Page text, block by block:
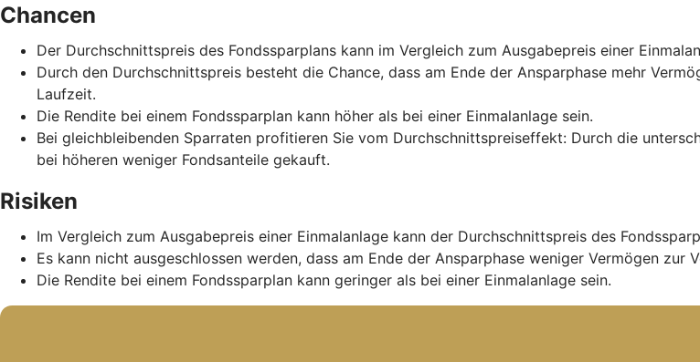
Chancen
Der Durchschnittspreis des Fondssparplans kann im Vergleich zum Ausgabepreis einer
Durch den Durchschnittspreis besteht die Chance, dass am Ende der Ansparphase mehr
Laufzeit.
Die Rendite bei einem Fondssparplan kann höher als bei einer Einmalanlage sein.
Bei gleichbleibenden Sparraten profitieren Sie vom Durchschnittspreiseffekt: Durch die
bei höheren weniger Fondsanteile gekauft.
Risiken
Im Vergleich zum Ausgabepreis einer Einmalanlage kann der Durchschnittspreis des
Es kann nicht ausgeschlossen werden, dass am Ende der Ansparphase weniger Vermögen
Die Rendite bei einem Fondssparplan kann geringer als bei einer Einmalanlage sein.